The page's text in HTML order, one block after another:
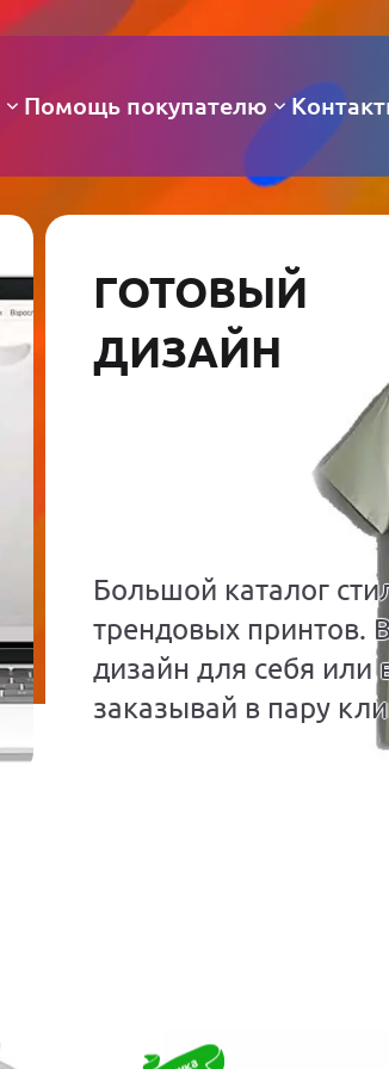
Помощь покупателю
ГОТОВЫЙ
ДИЗАЙН
Большой каталог
трендовых принтов.
дизайн для себя или
заказывай в пару